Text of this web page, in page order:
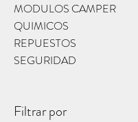
MODULOS CAMPER
QUIMICOS
REPUESTOS
SEGURIDAD
Filtrar por